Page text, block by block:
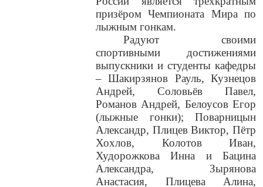
призёром Чемпионата Мира по
лыжным гонкам.
Радуют своими
спортивными достижениями
выпускники и студенты кафедры
– Шакирзянов Рауль, Кузнецов
Андрей, Соловьёв Павел,
Романов Андрей, Белоусов Егор
(лыжные гонки); Поварницын
Александр, Плицев Виктор, Пётр
Хохлов, Колотов Иван,
Худорожкова Инна и Бацина
Александра, Зырянова
Анастасия, Плицева Алина,